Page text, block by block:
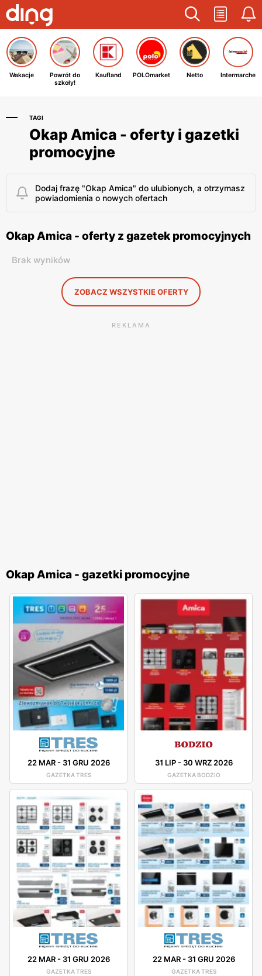
Wakacje
Powrót do
szkoły!
Kaufland POLOmarket Netto Intermarche
TAGI
Okap Amica - oferty i gazetki
promocyjne
Dodaj frazę "Okap Amica" do ulubionych, a otrzymasz
powiadomienia o nowych ofertach
Okap Amica - oferty z gazetek promocyjnych
Brak wyników
ZOBACZ WSZYSTKIE OFERTY
REKLAMA
Okap Amica - gazetki promocyjne
22 MAR- 31 GRU 2026
GAZETKA TRES
31 LIP- 30 WRZ 2026
GAZETKA BODZIO
22 MAR- 31 GRU 2026
GAZETKA TRES
22 MAR- 31 GRU 2026
GAZETKA TRES